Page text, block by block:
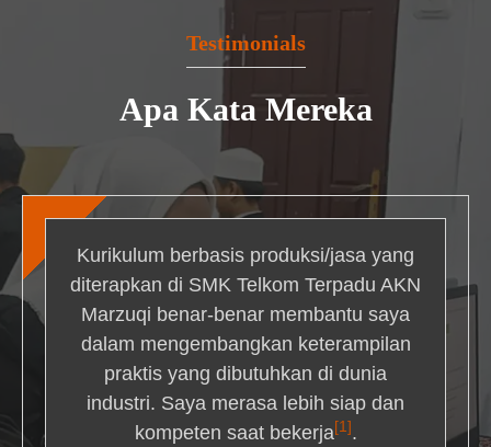
Testimonials
Apa Kata Mereka
Kurikulum berbasis produksi/jasa yang
diterapkan di SMK Telkom Terpadu AKN
Marzuqi benar-benar membantu saya
dalam mengembangkan keterampilan
praktis yang dibutuhkan di dunia
industri. Saya merasa lebih siap dan
kompeten saat bekerja[1] .